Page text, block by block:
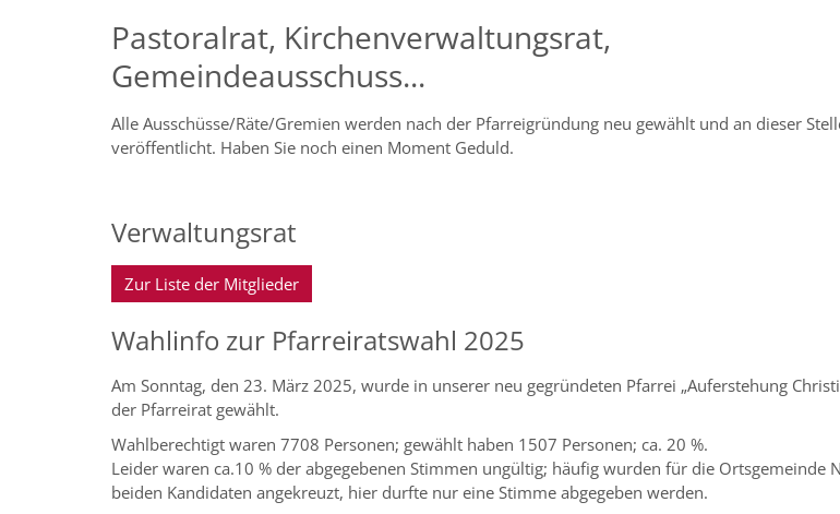
Pastoralrat, Kirchenverwaltungsrat,
Gemeindeausschuss...
Alle Ausschüsse/Räte/Gremien werden nach der Pfarreigründung neu gewählt und an dieser
veröffentlicht. Haben Sie noch einen Moment Geduld.
Verwaltungsrat
Zur Liste der Mitglieder
Wahlinfo zur Pfarreiratswahl 2025
Am Sonntag, den 23. März 2025, wurde in unserer neu gegründeten Pfarrei „Auferstehung Christi
der Pfarreirat gewählt.
Wahlberechtigt waren 7708 Personen; gewählt haben 1507 Personen; ca. 20 %.
Leider waren ca.10 % der abgegebenen Stimmen ungültig; häufig wurden für die Ortsgemeinde
beiden Kandidaten angekreuzt, hier durfte nur eine Stimme abgegeben werden.